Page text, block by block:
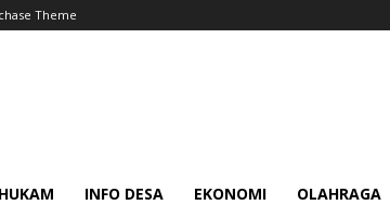
Theme
INFO DESA EKONOMI OLAHRAGA